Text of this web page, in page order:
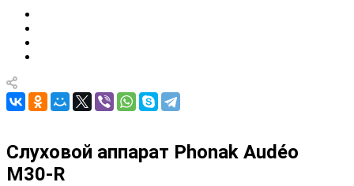
Слуховой аппарат Phonak Audéo
М30-R